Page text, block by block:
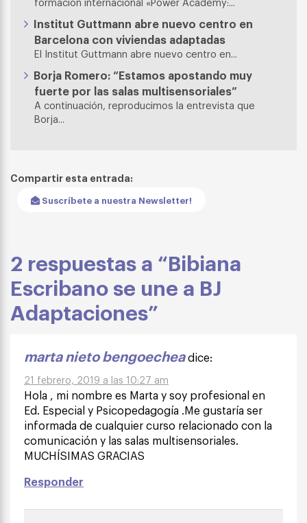
Institut Guttmann abre nuevo centro en
Barcelona con viviendas adaptadas
El Institut Guttmann abre nuevo centro en...
Borja Romero: “Estamos apostando muy
fuerte por las salas multisensoriales”
A continuación, reproducimos la entrevista que
Borja...
Compartir esta entrada:
Suscríbete a nuestra Newsletter!
2 respuestas a “Bibiana
Escribano se une a BJ
Adaptaciones”
marta nieto bengoecheadice:
21 febrero, 2019 a las 10:27 am
Hola , mi nombre es Marta y soy profesional en
Ed. Especial y Psicopedagogía .Me gustaría ser
informada de cualquier curso relacionado con la
comunicación y las salas multisensoriales.
MUCHÍSIMAS GRACIAS
Responder